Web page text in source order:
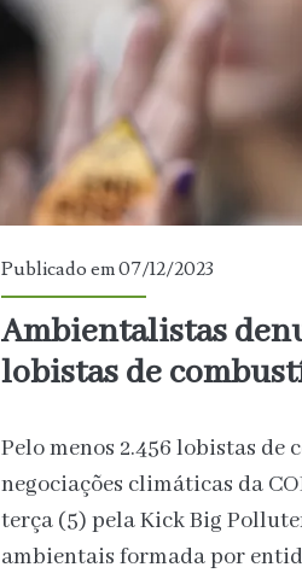
Desastre
da
Braskem
Publicado em 07/12/2023
Ambientalistas
lobistas de
Pelo menos 2.456 lobistas de
negociações climáticas da
terça (5) pela Kick Big
ambientais formada por